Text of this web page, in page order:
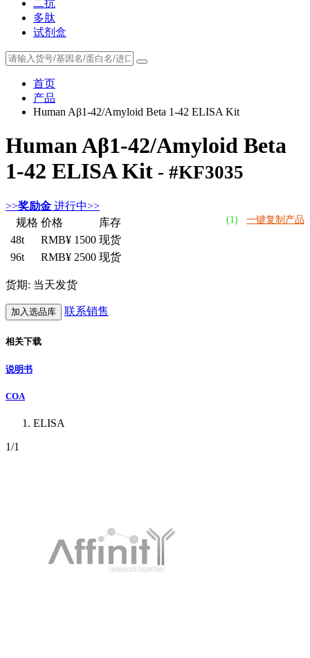
二抗
多肽
试剂盒
首页
产品
Human Aβ1-42/Amyloid Beta 1-42 ELISA Kit
Human Aβ1-42/Amyloid Beta
1-42 ELISA Kit - #KF3035
>>奖励金 进行中>>
(1) 一键复制产品
规格 价格
库存
48t
RMB¥ 1500 现货
96t
RMB¥ 2500 现货
货期: 当天发货
加入选品库 联系销售
相关下载
说明书
COA
ELISA
1/1